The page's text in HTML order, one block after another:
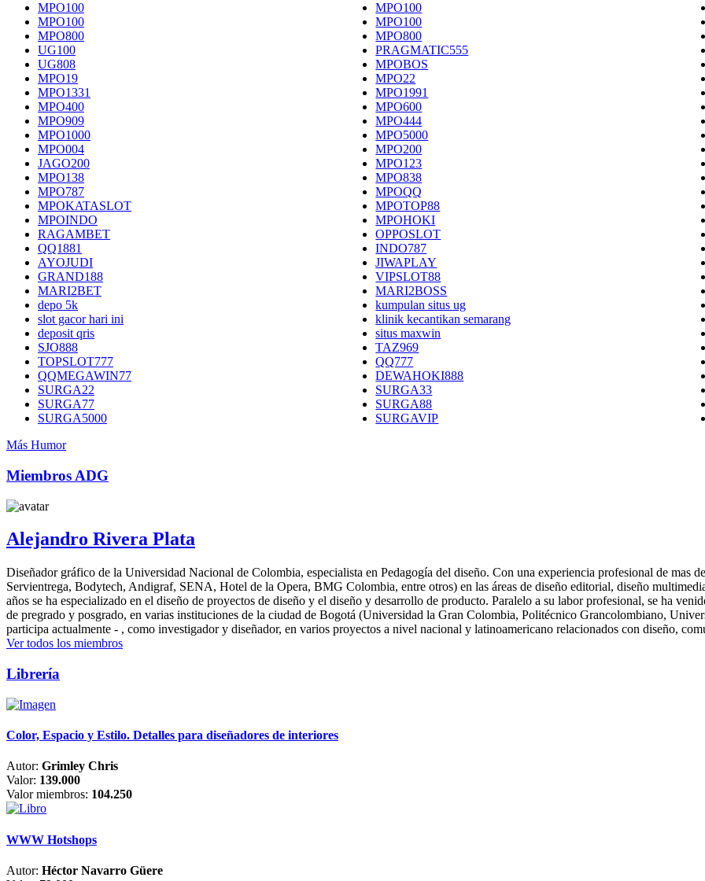
MPO100 MPO100
MPO100
MPO100
MPO800
MPO800
UG100
PRAGMATIC555
UG808
MPOBOS
MPO19
MPO22
MPO1331
MPO1991
MPO400
MPO600
MPO909
MPO444
MPO1000
MPO5000
MPO004
MPO200
JAGO200
MPO123
MPO138
MPO838
MPO787
MPOQQ
MPOKATASLOT
MPOTOP88
MPOINDO
MPOHOKI
RAGAMBET
OPPOSLOT
QQ1881
INDO787
AYOJUDI
JIWAPLAY
GRAND188
VIPSLOT88
MARI2BET
MARI2BOSS
depo 5k
kumpulan situs ug
slot gacor hari ini
klinik kecantikan semarang
deposit qris
situs maxwin
SJO888
TAZ969
TOPSLOT777
QQ777
QQMEGAWIN77
DEWAHOKI888
SURGA22
SURGA33
SURGA77
SURGA88
SURGA5000
SURGAVIP
Más Humor
Miembros ADG
Alejandro Rivera Plata
Diseñador gráfico de la Universidad Nacional de Colombia, especialista en Pedagogía del diseño. Con una experiencia profesional de mas
Servientrega, Bodytech, Andigraf, SENA, Hotel de la Opera, BMG Colombia, entre otros) en las áreas de diseño editorial, diseño
años se ha especializado en el diseño de proyectos de diseño y el diseño y desarrollo de producto. Paralelo a su labor profesional, se ha
de pregrado y posgrado, en varias instituciones de la ciudad de Bogotá (Universidad la Gran Colombia, Politécnico Grancolombiano,
participa actualmente - , como investigador y diseñador, en varios proyectos a nivel nacional y latinoamericano relacionados con diseño,
Ver todos los miembros
Librería
Color, Espacio y Estilo. Detalles para diseñadores de interiores
Autor: Grimley Chris
Valor: 139.000
Valor miembros: 104.250
WWW Hotshops
Autor: Héctor Navarro Güere